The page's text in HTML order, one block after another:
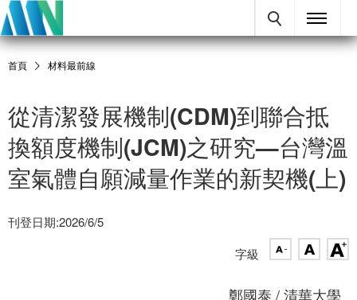
首頁 材料最前線
從清潔發展機制(CDM)到聯合抵
換額度機制(JCM)之研究—台灣溫
室氣體自願減量作業的新契機(上)
刊登日期:2026/6/5
字級
鄭國泰 / 清華大學